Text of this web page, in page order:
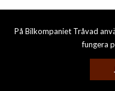
På Bilkompaniet Tråvad
fungera
© 2026